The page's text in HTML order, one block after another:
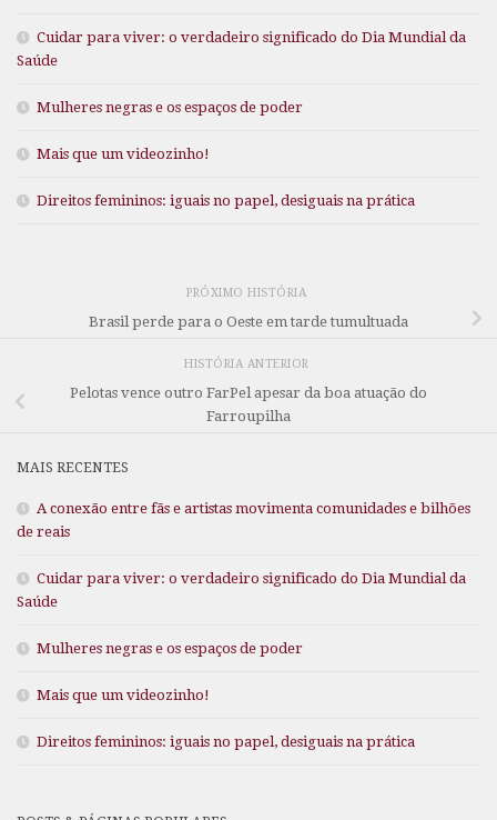
Cuidar para viver: o verdadeiro significado do Dia Mundial da
Saúde
Mulheres negras e os espaços de poder
Mais que um videozinho!
Direitos femininos: iguais no papel, desiguais na prática
PRÓXIMO HISTÓRIA
Brasil perde para o Oeste em tarde tumultuada
HISTÓRIA ANTERIOR
Pelotas vence outro FarPel apesar da boa atuação do
Farroupilha
MAIS RECENTES
A conexão entre fãs e artistas movimenta comunidades e bilhões
de reais
Cuidar para viver: o verdadeiro significado do Dia Mundial da
Saúde
Mulheres negras e os espaços de poder
Mais que um videozinho!
Direitos femininos: iguais no papel, desiguais na prática